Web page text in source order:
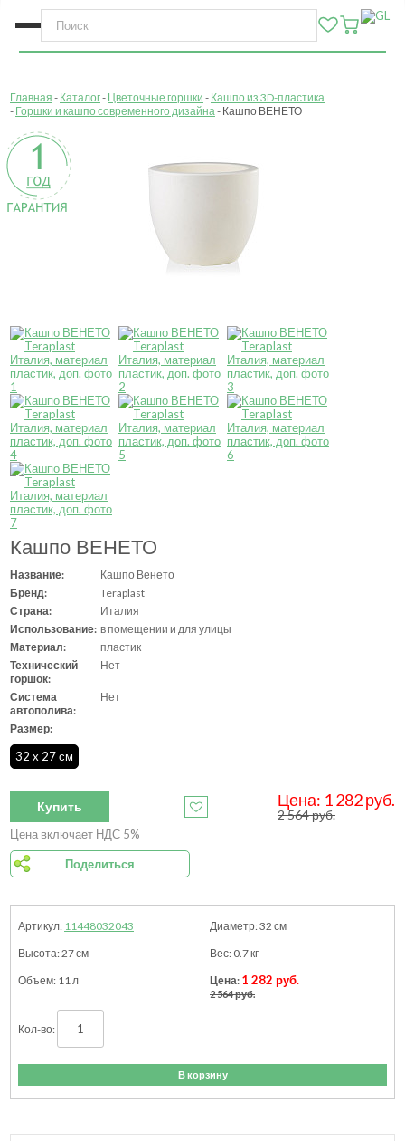
Главная Каталог Цветочные горшки
Кашпо из 3D-пластика
Горшки и кашпо современного дизайна Кашпо ВЕНЕТО
Кашпо ВЕНЕТО
Название:
Кашпо Венето
Бренд:
Teraplast
Страна:
Италия
Использование: в помещении и для улицы
Материал:
пластик
Технический
горшок:
Нет
Система
автополива:
Нет
Размер:
32 x 27 см
Купить Цена: 1 282руб.
2 564руб.
Цена включает НДС 5%
Поделиться
11448032043 32 см
27см 0.7кг
11 л
1 282 руб.
2 564 руб.
В корзину